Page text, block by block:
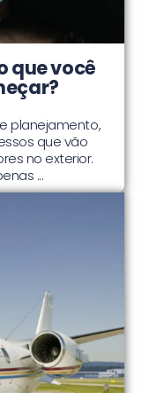
que você
planejamento,
que vão
no exterior.
...